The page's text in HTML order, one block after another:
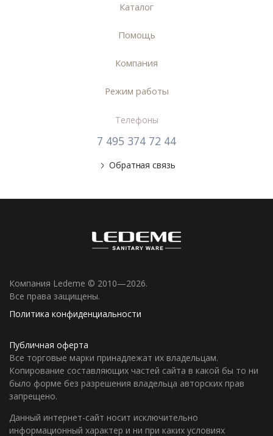
Каталог
Помощь
Компания
Режим работы
Телефоны
7 495 374 72 44
Обратная связь
Компания Ledeme © 2010—2026.
Все права защищены.
Политика конфиденциальности
Публичная оферта
Все торговые марки принадлежат их владельцам.
Копирование составляющих частей сайта в какой бы то ни
было форме без разрешения владельца авторских прав
запрещено.
Данный интернет-сайт носит исключительно
информационный характер и ни при каких условиях